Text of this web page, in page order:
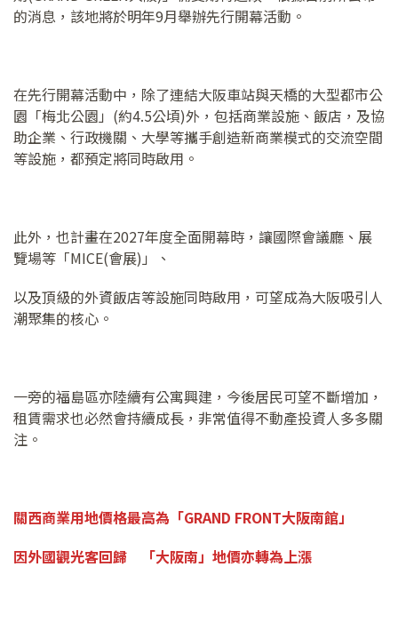
的消息，該地將於明年9月舉辦先行開幕活動。
在先行開幕活動中，除了連結大阪車站與天橋的大型都市公
園「梅北公園」(約4.5公頃)外，包括商業設施、飯店，及協
助企業、行政機關、大學等攜手創造新商業模式的交流空間
等設施，都預定將同時啟用。
此外，也計畫在2027年度全面開幕時，讓國際會議廳、展
覽場等「MICE(會展)」、
以及頂級的外資飯店等設施同時啟用，可望成為大阪吸引人
潮聚集的核心。
一旁的福島區亦陸續有公寓興建，今後居民可望不斷增加，
租賃需求也必然會持續成長，非常值得不動產投資人多多關
注。
關西商業用地價格最高為「GRAND FRONT大阪南館」
因外國觀光客回歸 「大阪南」地價亦轉為上漲